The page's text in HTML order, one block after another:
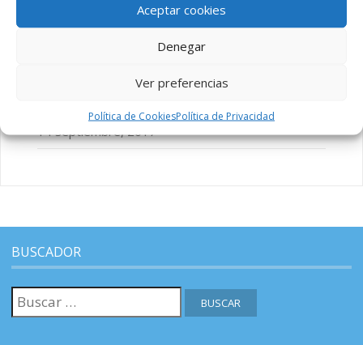
Aceptar cookies
Denegar
Ver preferencias
Política de CookiesPolítica de Privacidad
Agua no potable por alto contenido en sulfatos
9 octubre, 2023
14 septiembre, 2017
Ayuntamiento de Codo
14 septiembre, 2017
BUSCADOR
Buscar: